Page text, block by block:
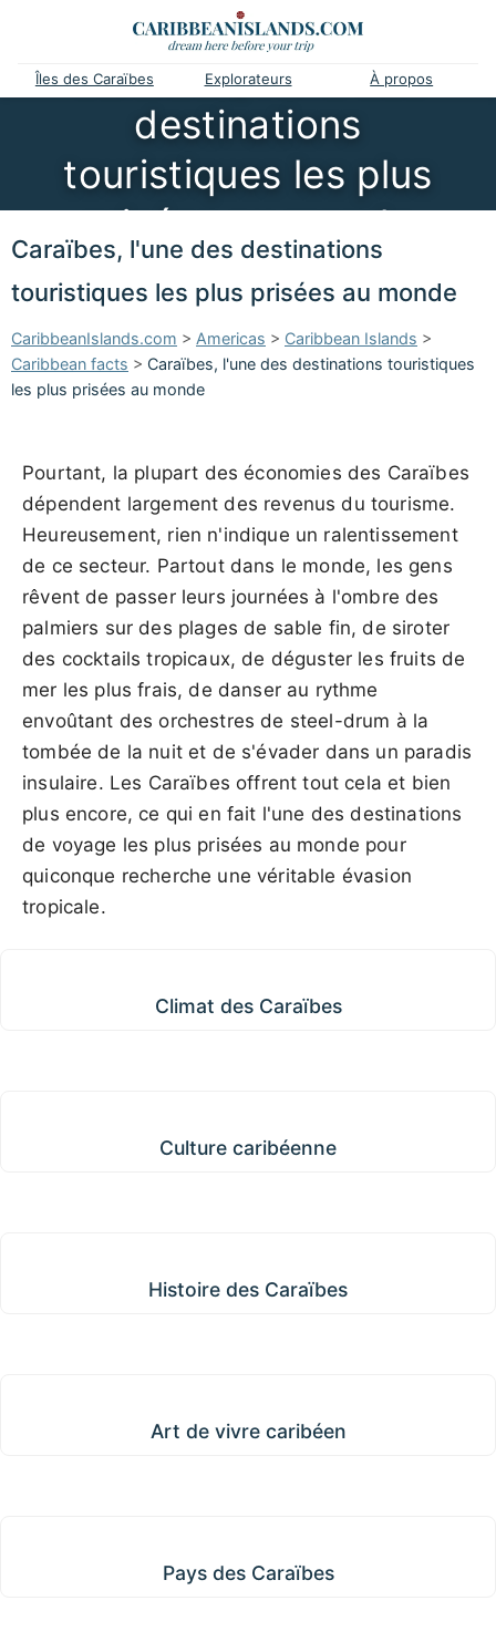
Îles des Caraïbes Explorateurs À propos
Caraïbes, l'une des
destinations
touristiques les plus
prisées au monde
Caraïbes, l'une des destinations
touristiques les plus prisées au monde
CaribbeanIslands.com > Americas > Caribbean Islands >
Caribbean facts > Caraïbes, l'une des destinations touristiques
les plus prisées au monde
Pourtant, la plupart des économies des Caraïbes
dépendent largement des revenus du tourisme.
Heureusement, rien n'indique un ralentissement
de ce secteur. Partout dans le monde, les gens
rêvent de passer leurs journées à l'ombre des
palmiers sur des plages de sable fin, de siroter
des cocktails tropicaux, de déguster les fruits de
mer les plus frais, de danser au rythme
envoûtant des orchestres de steel-drum à la
tombée de la nuit et de s'évader dans un paradis
insulaire. Les Caraïbes offrent tout cela et bien
plus encore, ce qui en fait l'une des destinations
de voyage les plus prisées au monde pour
quiconque recherche une véritable évasion
tropicale.
Climat des Caraïbes
Culture caribéenne
Histoire des Caraïbes
Art de vivre caribéen
Pays des Caraïbes